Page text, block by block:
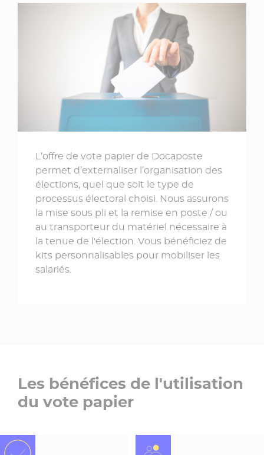
L’offre de vote papier de Docaposte
permet d’externaliser l’organisation des
élections, quel que soit le type de
processus électoral choisi. Nous assurons
la mise sous pli et la remise en poste / ou
au transporteur du matériel nécessaire à
la tenue de l'élection. Vous bénéficiez de
kits personnalisables pour mobiliser les
salariés.
Les bénéfices de l'utilisation
du vote papier